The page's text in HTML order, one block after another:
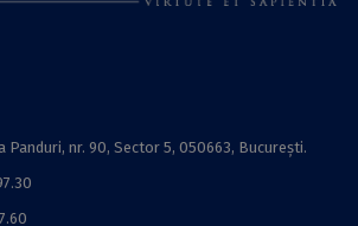
Panduri, nr. 90, Sector 5, 050663, Bucureşti.